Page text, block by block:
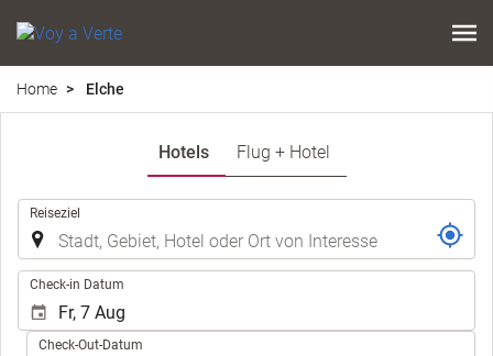
Home Elche
Hotels Flug + Hotel
Reiseziel
Check-in Datum
Check-Out-Datum